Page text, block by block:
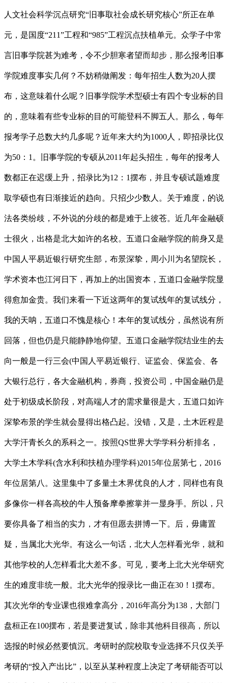
人文社会科学沉点研究“旧事取社会成长研究核心”所正在单
元，是国度“211”工程和“985”工程沉点扶植单元。众学子中常
言旧事学院甚为难考，令不少胆寒者望而却步，那么报考旧事
学院难度事实几何？不妨稍做阐发：每年招生人数为20人摆
布，这意味着什么呢？旧事学院学术型硕士有四个专业标的目
的，意味着有些专业标的目的可能登科不脚五人。那么，每年
报考学子总数大约几多呢？近年来大约为1000人，即招录比仅
为50：1。旧事学院的专硕从2011年起头招生，每年的报考人
数都正在迟缓上升，招录比为12：1摆布，并且专硕试题难度
取学硕也有日渐接近的趋向。只招少少数人。关于难度，的说
法各类纷歧，不外说的分歧的都是难于上彼苍。近几年金融硕
士很火，出格是北大如许的名校。五道口金融学院的前身又是
中国人平易近银行研究生部，布景深挚，周小川为名望院长，
学术资本也江河日下，再加上的出国资本，五道口金融学院显
得愈加金贵。我们来看一下近这两年的复试线年的复试线分，
我的天呐，五道口不愧是核心！本年的复试线分，虽然说有所
回落，但也仍是只能静静地仰望。五道口金融学院结业生的去
向一般是一行三会(中国人平易近银行、证监会、保监会、各
大银行总行，各大金融机构，券商，投资公司，中国金融仍是
处于初级成长阶段，对高端人才的需求量很是大，五道口如许
深挚布景的学生就会显得出格凸起。没错，又是，土木匠程是
大学汗青长久的系科之一。按照QS世界大学学科分析排名，
大学土木学科(含水利和扶植办理学科)2015年位居第七，2016
年位居第八。这里集中了多量土木界优良的人才，同样也有良
多像你一样各高校的牛人预备摩拳擦掌并一显身手。所以，只
要你具备了相当的实力，才有但愿去拼博一下。后，毋庸置
疑，当属北大光华。有这么一句话，北大人怎样看光华，就和
其他学校的人怎样看北大差不多。可见，要考上北大光华研究
生的难度非统一般。北大光华的报录比一曲正在30！1摆布。
其次光华的专业课也很难拿高分，2016年高分为138，大部门
盘桓正在100摆布，若是要进复试，除非其他科目很高，所以
选报的时候必然要慎沉。考研时的院校取专业选择不只仅关乎
考研的“投入产出比”，以至从某种程度上决定了考研能否可以